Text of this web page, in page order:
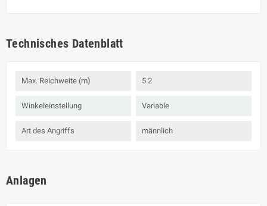
Technisches Datenblatt
Max. Reichweite (m) 5.2
Winkeleinstellung Variable
Art des Angriffs männlich
Anlagen